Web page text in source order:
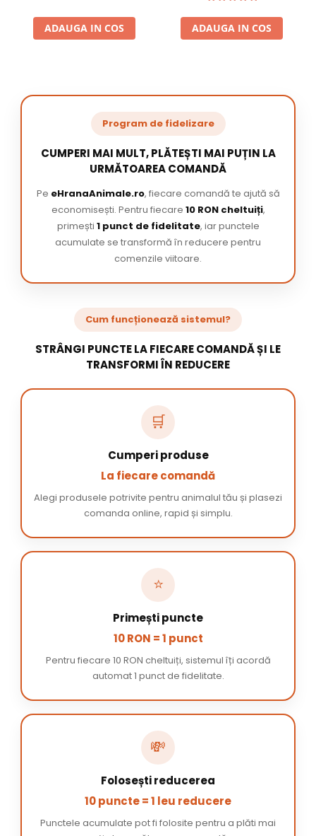
ADAUGA IN COS ADAUGA IN COS
Program de fidelizare
CUMPERI MAI MULT, PLĂTEȘTI MAI PUȚIN LA
URMĂTOAREA COMANDĂ
Pe eHranaAnimale.ro, fiecare comandă te ajută să
economisești. Pentru fiecare 10 RON cheltuiți,
primești 1 punct de fidelitate, iar punctele
acumulate se transformă în reducere pentru
comenzile viitoare.
Cum funcționează sistemul?
STRÂNGI PUNCTE LA FIECARE COMANDĂ ȘI LE
TRANSFORMI ÎN REDUCERE
🛒
Cumperi produse
La fiecare comandă
Alegi produsele potrivite pentru animalul tău și plasezi
comanda online, rapid și simplu.
⭐
Primești puncte
10 RON = 1 punct
Pentru fiecare 10 RON cheltuiți, sistemul îți acordă
automat 1 punct de fidelitate.
💸
Folosești reducerea
10 puncte = 1 leu reducere
Punctele acumulate pot fi folosite pentru a plăti mai